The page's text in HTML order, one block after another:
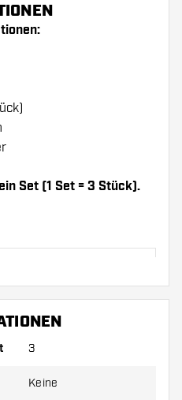
Set (1 Set = 3 Stück).
Ersatz Flights und
durch Gebrauch
Form, ein anderes
Variante am besten
3
Keine